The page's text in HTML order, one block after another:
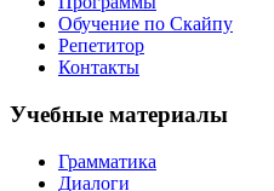
Обучение по Скайпу
Репетитор
Контакты
Учебные материалы
Грамматика
Диалоги